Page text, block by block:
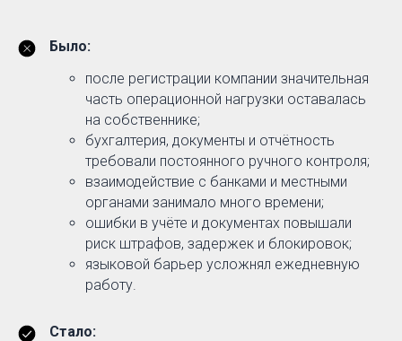
Было:
после регистрации компании значительная
часть операционной нагрузки оставалась
на собственнике;
бухгалтерия, документы и отчётность
требовали постоянного ручного контроля;
взаимодействие с банками и местными
органами занимало много времени;
ошибки в учёте и документах повышали
риск штрафов, задержек и блокировок;
языковой барьер усложнял ежедневную
работу.
Стало: